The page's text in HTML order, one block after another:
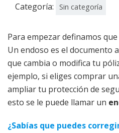
Categoría: Sin categoría
Para empezar definamos
Un endoso es el documento
que cambia o modifica tu
ejemplo, si eliges comprar
ampliar tu protección de
esto se le puede llamar un
¿Sabías que puedes